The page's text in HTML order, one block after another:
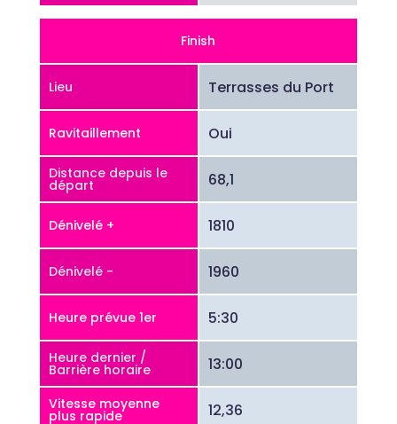
Finish
Lieu Terrasses du Port
Ravitaillement Oui
Distance depuis le
départ 68,1
Dénivelé + 1810
Dénivelé - 1960
Heure prévue 1er 5:30
Heure dernier /
Barrière horaire 13:00
Vitesse moyenne
plus rapide 12,36